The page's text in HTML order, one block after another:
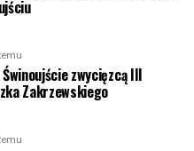
zwycięzcą III
Zakrzewskiego